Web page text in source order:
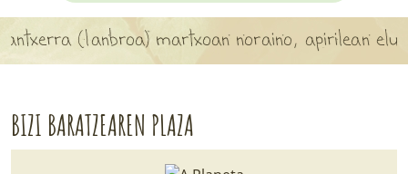
APARTEN MAPA
LURRERAKO BIDE LAGUN
HASI NAHI AL DUZU? 8 URRATS
(lanbroa) martxoan noraino, apirilean
BIZI BARATZEAREN PLAZA